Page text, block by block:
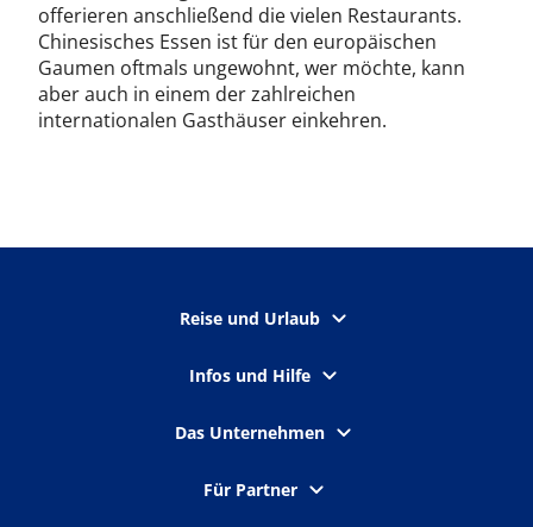
offerieren anschließend die vielen Restaurants.
Chinesisches Essen ist für den europäischen
Gaumen oftmals ungewohnt, wer möchte, kann
aber auch in einem der zahlreichen
internationalen Gasthäuser einkehren.
Reise und Urlaub
Infos und Hilfe
Das Unternehmen
Für Partner